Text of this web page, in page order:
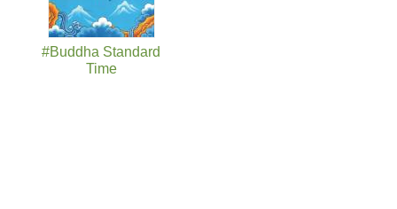
#Buddha Standard
Time